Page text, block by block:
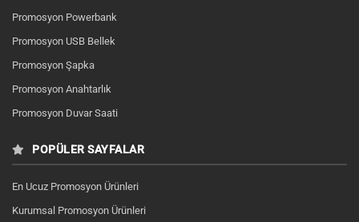
Promosyon Powerbank
Promosyon USB Bellek
Promosyon Şapka
Promosyon Anahtarlık
Promosyon Duvar Saati
POPÜLER SAYFALAR
En Ucuz Promosyon Ürünleri
Kurumsal Promosyon Ürünleri